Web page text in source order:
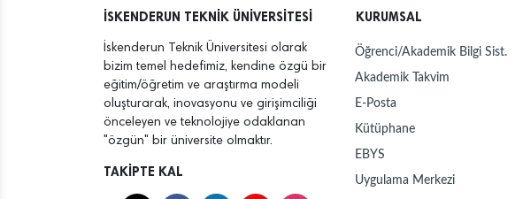
İSKENDERUN TEKNİK ÜNİVERSİTESİ
İskenderun Teknik Üniversitesi olarak
bizim temel hedefimiz, kendine özgü bir
eğitim/öğretim ve araştırma modeli
oluşturarak, inovasyonu ve girişimciliği
önceleyen ve teknolojiye odaklanan
"özgün" bir üniversite olmaktır.
TAKİPTE KAL
KURUMSAL
Öğrenci/Akademik Bilgi Sist.
Akademik Takvim
E-Posta
Kütüphane
EBYS
Uygulama Merkezi